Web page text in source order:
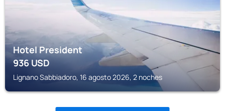
Hotel President
936USD
Lignano Sabbiadoro, 16 agosto 2026, 2 noches